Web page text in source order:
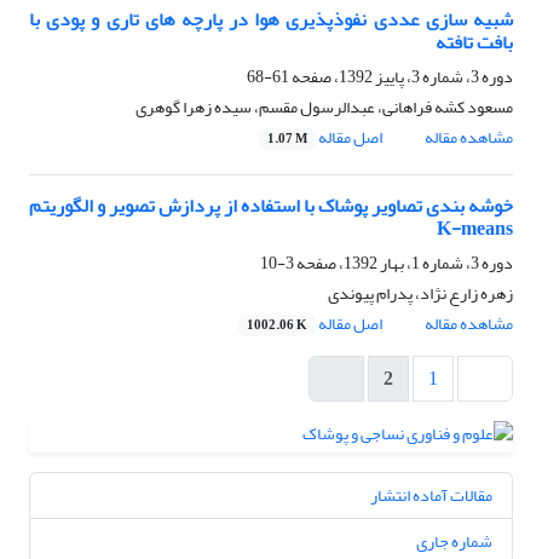
شبیه سازی عددی نفوذپذیری هوا در پارچه های تاری و پودی با
بافت تافته
دوره 3، شماره 3، پاییز 1392، صفحه
61-68
مسعود کشه فراهانی، عبدالرسول مقسم، سیده زهرا گوهری
مشاهده مقاله
اصل مقاله 1.07 M
خوشه بندی تصاویر پوشاک با استفاده از پردازش تصویر و الگوریتم
K-means
دوره 3، شماره 1، بهار 1392، صفحه
3-10
زهره زارع نژاد، پدرام پیوندی
مشاهده مقاله
اصل مقاله 1002.06 K
1
2
مقالات آماده انتشار
شماره جاری